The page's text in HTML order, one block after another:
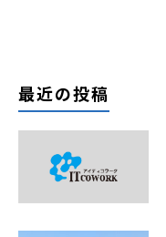
最近の投稿